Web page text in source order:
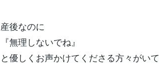
産後なのに
『無理しないでね』
と優しくお声かけてくださる方々がいて